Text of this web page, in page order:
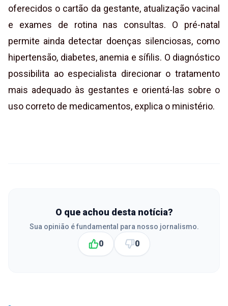
oferecidos o cartão da gestante, atualização vacinal
e exames de rotina nas consultas. O pré-natal
permite ainda detectar doenças silenciosas, como
hipertensão, diabetes, anemia e sífilis. O diagnóstico
possibilita ao especialista direcionar o tratamento
mais adequado às gestantes e orientá-las sobre o
uso correto de medicamentos, explica o ministério.
O que achou desta notícia?
Sua opinião é fundamental para nosso jornalismo.
0 0